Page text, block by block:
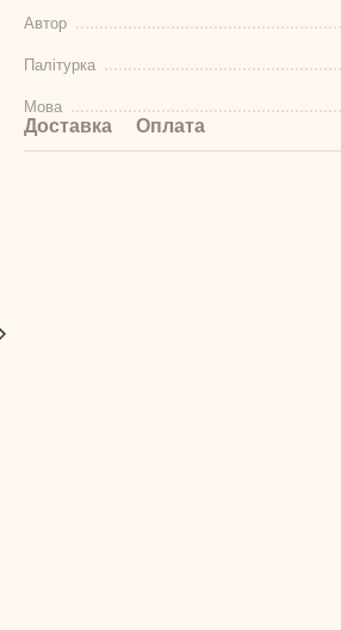
Автор
Палітурка
Мова
Доставка Оплата